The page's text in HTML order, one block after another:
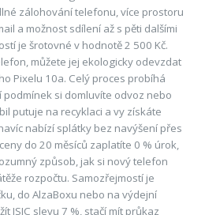
zálohování telefonu, více prostoru
a možnost sdílení až s pěti dalšími
je šrotovné v hodnotě 2 500 Kč.
můžete jej ekologicky odevzdat
Pixelu 10a. Celý proces probíhá
si domluvíte odvoz nebo
putuje na recyklaci a vy získáte
nabízí splátky bez navýšení přes
do 20 měsíců zaplatíte 0 % úrok,
způsob, jak si nový telefon
rozpočtu. Samozřejmostí je
do AlzaBoxu nebo na výdejní
ISIC slevu 7 %, stačí mít průkaz